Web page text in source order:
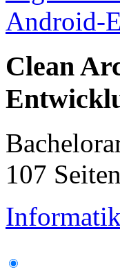
Clean
107